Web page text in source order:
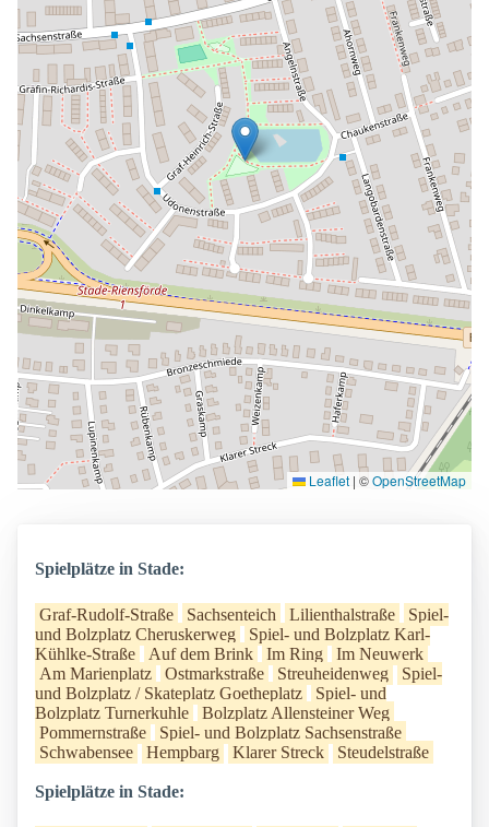
Leaflet | ©OpenStreetMap
Spielplätze in Stade:
Graf-Rudolf-Straße Sachsenteich Lilienthalstraße
Spiel-
und Bolzplatz Cheruskerweg
Spiel- und Bolzplatz Karl-
Kühlke-Straße
Auf dem Brink Im Ring
Im Neuwerk
Am Marienplatz
Ostmarkstraße Streuheidenweg
Spiel-
und Bolzplatz / Skateplatz Goetheplatz
Spiel- und
Bolzplatz Turnerkuhle
Bolzplatz Allensteiner Weg
Pommernstraße
Spiel- und Bolzplatz Sachsenstraße
Schwabensee
Hempbarg Klarer Streck Steudelstraße
Spielplätze in Stade: